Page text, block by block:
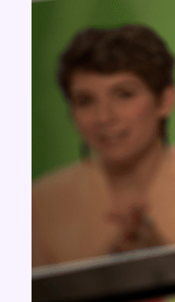
Aucun concours pour le moment